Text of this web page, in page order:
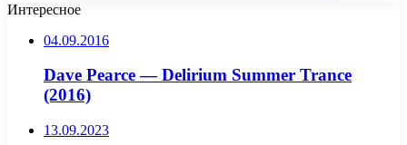
Интересное
04.09.2016
Dave Pearce — Delirium Summer Trance
(2016)
13.09.2023